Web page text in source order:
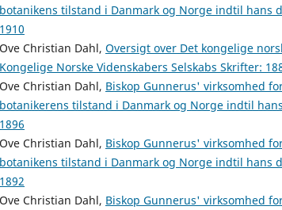
botanikens tilstand i Danmark og Norge indtil hans
1910
Ove Christian Dahl, Oversigt over Det kongelige
Kongelige Norske Videnskabers Selskabs Skrifter:
Ove Christian Dahl, Biskop Gunnerus' virksomhed
botanikerens tilstand i Danmark og Norge indtil
1896
Ove Christian Dahl, Biskop Gunnerus' virksomhed
botanikens tilstand i Danmark og Norge indtil hans
1892
Ove Christian Dahl, Biskop Gunnerus' virksomhed